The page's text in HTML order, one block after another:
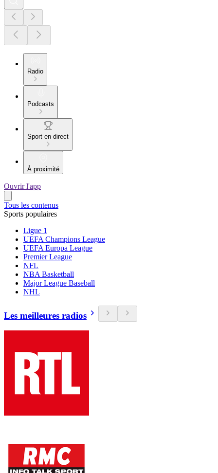
Radio
Podcasts
Sport en direct
À proximité
Ouvrir l'app
Tous les contenus
Sports populaires
Ligue 1
UEFA Champions League
UEFA Europa League
Premier League
NFL
NBA Basketball
Major League Baseball
NHL
Les meilleures radios